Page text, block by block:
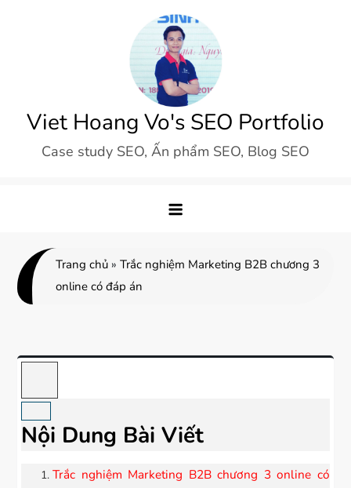
Viet Hoang Vo's SEO Portfolio
Case study SEO, Ấn phẩm SEO, Blog SEO
Trang chủ »Trắc nghiệm Marketing B2B chương 3
online có đáp án
Nội Dung Bài Viết
Trắc nghiệm Marketing B2B chương 3 online có